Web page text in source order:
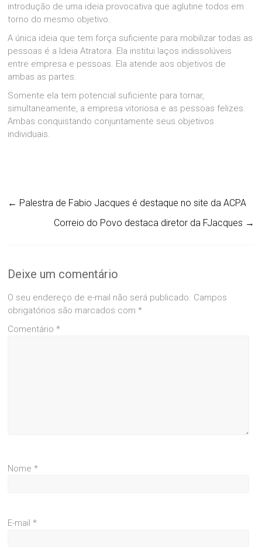
introdução de uma ideia provocativa que aglutine todos em
torno do mesmo objetivo.
A única ideia que tem força suficiente para mobilizar todas as
pessoas é a Ideia Atratora. Ela institui laços indissolúveis
entre empresa e pessoas. Ela atende aos objetivos de
ambas as partes.
Somente ela tem potencial suficiente para tornar,
simultaneamente, a empresa vitoriosa e as pessoas felizes.
Ambas conquistando conjuntamente seus objetivos
individuais.
← Palestra de Fabio Jacques é destaque no site da ACPA
Correio do Povo destaca diretor da FJacques →
Deixe um comentário
O seu endereço de e-mail não será publicado. Campos
obrigatórios são marcados com*
Comentário*
Nome*
E-mail*